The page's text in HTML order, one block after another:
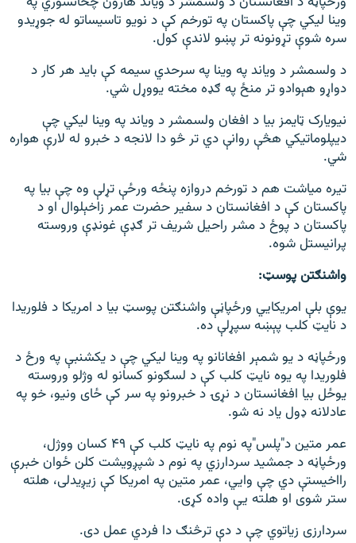
وینا لیکي چې پاکستان په تورخم کې د نویو تاسیساتو له جوړیدو
سره شوې تړونونه تر پښو لاندې کول.
د ولسمشر د ویاند په وینا په سرحدي سیمه کې باید هر کار د
دواړو هېوادو تر منځ په ګډه مخته یووړل شي.
نیویارک ټایمز بیا د افغان ولسمشر د ویاند په وینا لیکي چې
دیپلوماتیکي هڅې روانې دي تر څو دا لانجه د خبرو له لارې هواره
شي.
تیره میاشت هم د تورخم دروازه پنځه ورځې تړلې وه چې بیا په
پاکستان کې د افغانستان د سفیر حضرت عمر زاخېلوال او د
پاکستان د پوځ د مشر راحیل شریف تر ګډې غونډې وروسته
پرانیستل شوه.
واشنګتن پوسټ:
یوې بلې امریکایي ورځپاڼې واشنګتن پوسټ بیا د امریکا د فلوریدا
د نایټ کلب پېښه سپړلې ده.
ورځپاڼه د یو شمېر افغانانو په وینا لیکي چې د یکشنبې په ورځ د
فلوریدا په یوه نایټ کلب کې د لسګونو کسانو له وژلو وروسته
یوځل بیا افغانستان د نړۍ د خبرونو په سر کې ځای ونیو، خو په
عادلانه ډول یاد نه شو.
عمر متین د"پلس"په نوم په نایټ کلب کې ۴۹ کسان ووژل،
ورځپاڼه د جمشید سردارزي په نوم د شپږویشت کلن ځوان خبرې
رااخیستې دي چې وایي، عمر متین په امریکا کې زیږیدلی، هلته
ستر شوی او هلته یې واده کړی.
سردارزی زیاتوي چې د دې ترڅنګ دا فردي عمل دی.